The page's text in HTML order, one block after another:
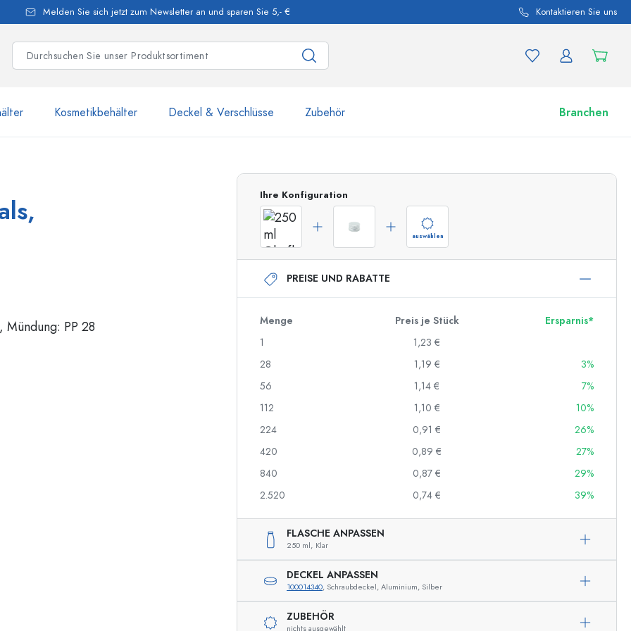
Melden Sie sich jetzt zum Newsletter an und sparen Sie 5,- € Kontaktieren Sie uns
Kosmetikbehälter Deckel & Verschlüsse Zubehör Branchen
750 ml Flaschen
1000 ml Flaschen
Airless Dispenser
Einmachflaschen
Flaschen mit Motiv
Weihnachtsflaschen
Dekorative Flaschen
Zylinderflaschen
Glas- & Weinballons
Zu den Gläsern
Jetzt einkaufen
Ihre Konfiguration
auswählen
PREISE UND RABATTE
Menge Preis je Stück
Ersparnis*
1
1,23 €
28
1,19 €
3%
56
1,14 €
7%
112
1,10 €
10%
224
0,91 €
26%
420
0,89 €
27%
840
0,87 €
29%
2.520
0,74 € 39%
FLASCHE ANPASSEN
250 ml, Klar
DECKEL ANPASSEN
100014340, Schraubdeckel, Aluminium, Silber
ZUBEHÖR
nichts ausgewählt